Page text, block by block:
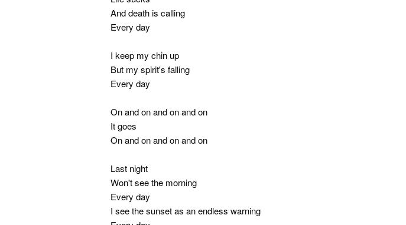
And death is calling
Every day
I keep my chin up
But my spirit's falling
Every day
On and on and on and on
It goes
On and on and on and on
Last night
Won't see the morning
Every day
I see the sunset as an endless warning